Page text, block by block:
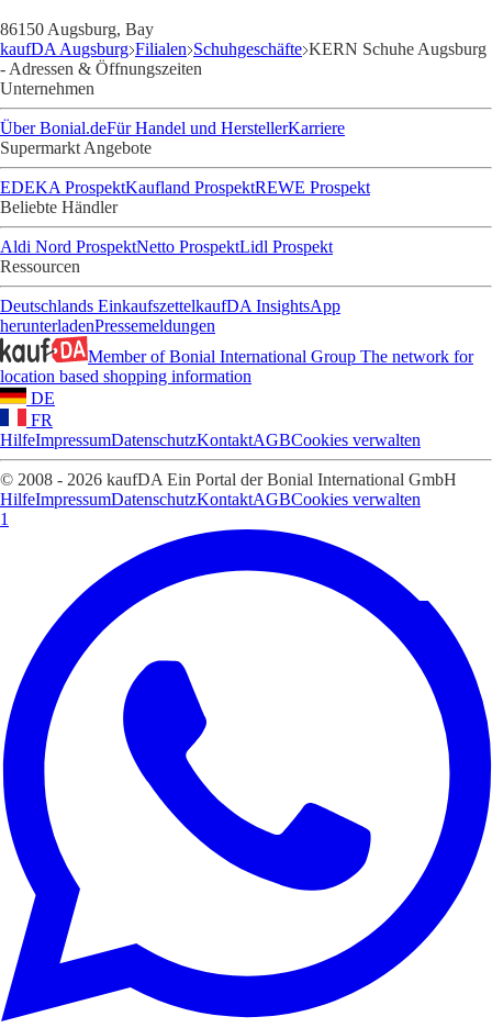
86150 Augsburg, Bay
kaufDA Augsburg Filialen Schuhgeschäfte KERN Schuhe Augsburg
- Adressen & Öffnungszeiten
Unternehmen
Über Bonial.deFür Handel und HerstellerKarriere
Supermarkt Angebote
EDEKA ProspektKaufland ProspektREWE Prospekt
Beliebte Händler
Aldi Nord ProspektNetto ProspektLidl Prospekt
Ressourcen
Deutschlands EinkaufszettelkaufDA InsightsApp
herunterladenPressemeldungen
Member of Bonial International Group The network for
location based shopping information
DE
FR
HilfeImpressumDatenschutzKontaktAGBCookies verwalten
© 2008 - 2026 kaufDA Ein Portal der Bonial International GmbH
HilfeImpressumDatenschutzKontaktAGBCookies verwalten
1